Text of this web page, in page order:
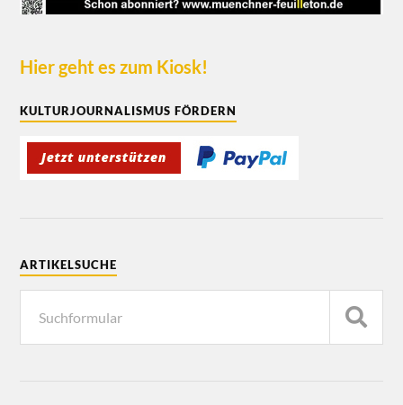
Hier geht es zum Kiosk!
KULTURJOURNALISMUS FÖRDERN
ARTIKELSUCHE